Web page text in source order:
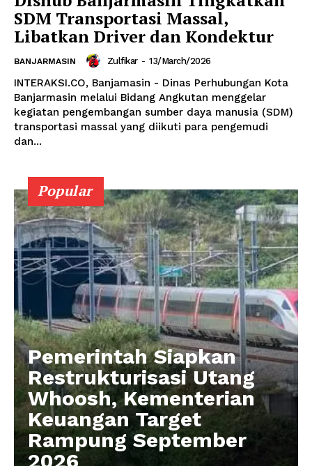
SDM Transportasi Massal,
Libatkan Driver dan Kondektur
BANJARMASIN Zulfikar - 13/March/2026
INTERAKSI.CO, Banjamasin - Dinas Perhubungan Kota
Banjarmasin melalui Bidang Angkutan menggelar
kegiatan pengembangan sumber daya manusia (SDM)
transportasi massal yang diikuti para pengemudi
dan...
Popular
Pemerintah Siapkan
Restrukturisasi Utang
Whoosh, Kementerian
Keuangan Target
Rampung September
2026